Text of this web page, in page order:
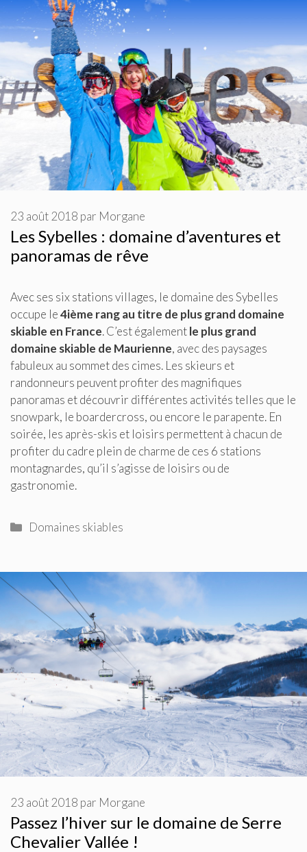
Les Sybelles : domaine d’aventures et
panoramas de rêve
23 août 2018 par Morgane
Avec ses six stations villages, le domaine des Sybelles
occupe le4ième rang au titre de plus grand domaine
skiable en France. C’est égalementle plus grand
domaine skiable de Maurienne, avec des paysages
fabuleux au sommet des cimes. Les skieurs et
randonneurs peuvent profiter des magnifiques
panoramas et découvrir différentes activités telles que le
snowpark, le boardercross, ou encore le parapente. En
soirée, les après-skis et loisirs permettent à chacun de
profiter du cadre plein de charme de ces 6 stations
montagnardes, qu’il s’agisse de loisirs ou de
gastronomie.
Catégories
Domaines skiables
Passez l’hiver sur le domaine de Serre
Chevalier Vallée !
23 août 2018 par Morgane